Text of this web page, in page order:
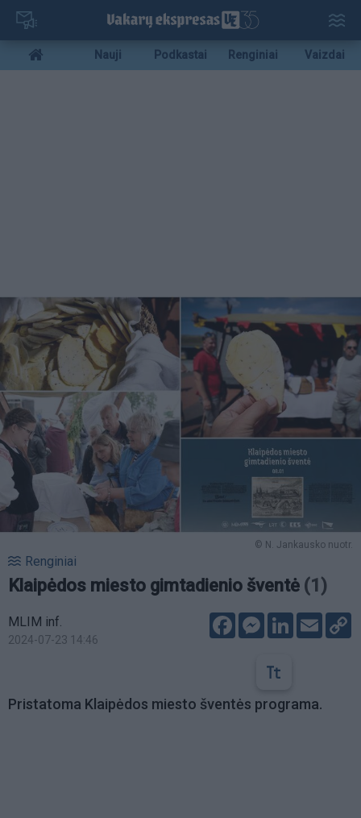
Pereiti
pagrindinį
turinį
Mobile
menu
Nauji Podkastai Renginiai Vaizdai
© N. Jankausko nuotr.
Renginiai
Klaipėdos miesto gimtadienio šventė (1)
MLIM inf.
2024-07-23 14:46
FacebookMessenger
LinkedIn
Email
Pristatoma Klaipėdos miesto šventės programa.